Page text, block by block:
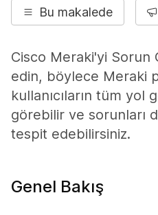
Bu makalede
Cisco Meraki'yi
edin, böylece Meraki
kullanıcıların tüm yol
görebilir ve sorunları
tespit edebilirsiniz.
Genel Bakış